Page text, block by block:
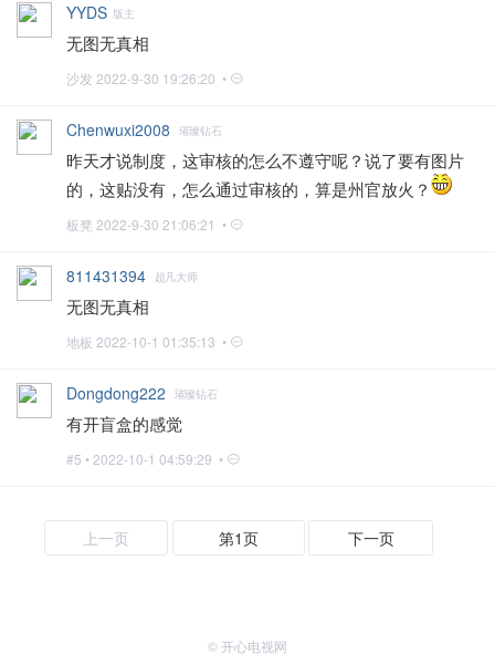
YYDS 版主
无图无真相
沙发 2022-9-30 19:26:20 •
Chenwuxi2008 璀璨钻石
昨天才说制度，这审核的怎么不遵守呢？说了要有图片
的，这贴没有，怎么通过审核的，算是州官放火？
板凳 2022-9-30 21:06:21 •
811431394 超凡大师
无图无真相
地板 2022-10-1 01:35:13 •
Dongdong222 璀璨钻石
有开盲盒的感觉
#5 • 2022-10-1 04:59:29 •
上一页 第1页 下一页
© 开心电视网